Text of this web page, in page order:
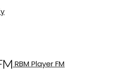
RBM Player FM